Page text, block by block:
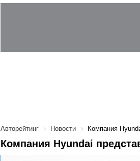
Авторейтинг Новости Компания
Компания Hyundai